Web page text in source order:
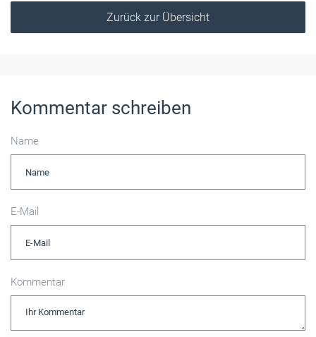
Zurück zur Übersicht
Kommentar schreiben
Name
E-Mail
Kommentar